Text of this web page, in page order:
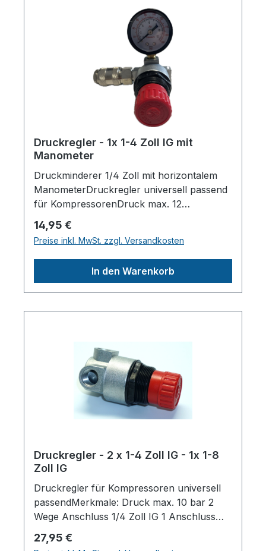
Druckregler - 1x 1-4 Zoll IG mit
Manometer
Druckminderer 1/4 Zoll mit horizontalem
ManometerDruckregler universell passend
für KompressorenDruck max. 12
DruckeinstellungAnschluss-Seite 1/4 Zoll
IGManometer zur Anzeige des
AbgabedrucksInkl.
SchnellkupplungTechnische
ca.89mmDurchmesser (Produkt)
ca.40mmHerstellerpro)SALES GmbH,
AEROTEC KompressorenFerdinand-
Porsche-Str. 16, 63500 Seligenstadt,
Deutschlandinfo@aerotec.info
Regulärer Preis:
14,95 €
Preise inkl. MwSt. zzgl. Versandkosten
In den Warenkorb
Druckregler - 2 x 1-4 Zoll IG - 1x 1-8
Zoll IG
Druckregler für Kompressoren universell
passendMerkmale: Druck max. 10 bar 2
Wege Anschluss 1/4 Zoll IG 1 Anschluss
Überdruckentlastung zur genauen
Regulärer Preis:
27,95 €